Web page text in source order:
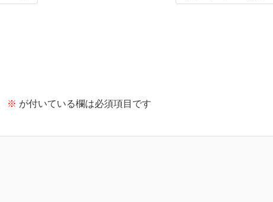
※ が付いている欄は必須項目です